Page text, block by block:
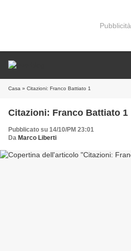
Pubblicità
Casa » Citazioni: Franco Battiato 1
Citazioni: Franco Battiato 1
Pubblicato su 14/10/PM 23:01
Da Marco Liberti